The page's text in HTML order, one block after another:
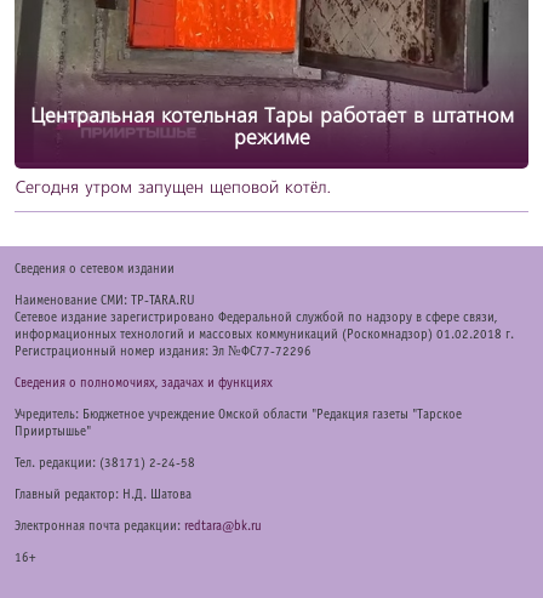
Центральная котельная Тары работает в штатном
режиме
Сегодня утром запущен щеповой котёл.
Cведения о сетевом издании
Наименование СМИ: TP-TARA.RU
Сетевое издание зарегистрировано Федеральной службой по надзору в сфере связи,
информационных технологий и массовых коммуникаций (Роскомнадзор) 01.02.2018 г.
Регистрационный номер издания: Эл №ФС77-72296
Сведения о полномочиях, задачах и функциях
Учредитель: Бюджетное учреждение Омской области "Редакция газеты "Тарское
Прииртышье"
Тел. редакции: (38171) 2-24-58
Главный редактор: Н.Д. Шатова
Электронная почта редакции: redtara@bk.ru
16+